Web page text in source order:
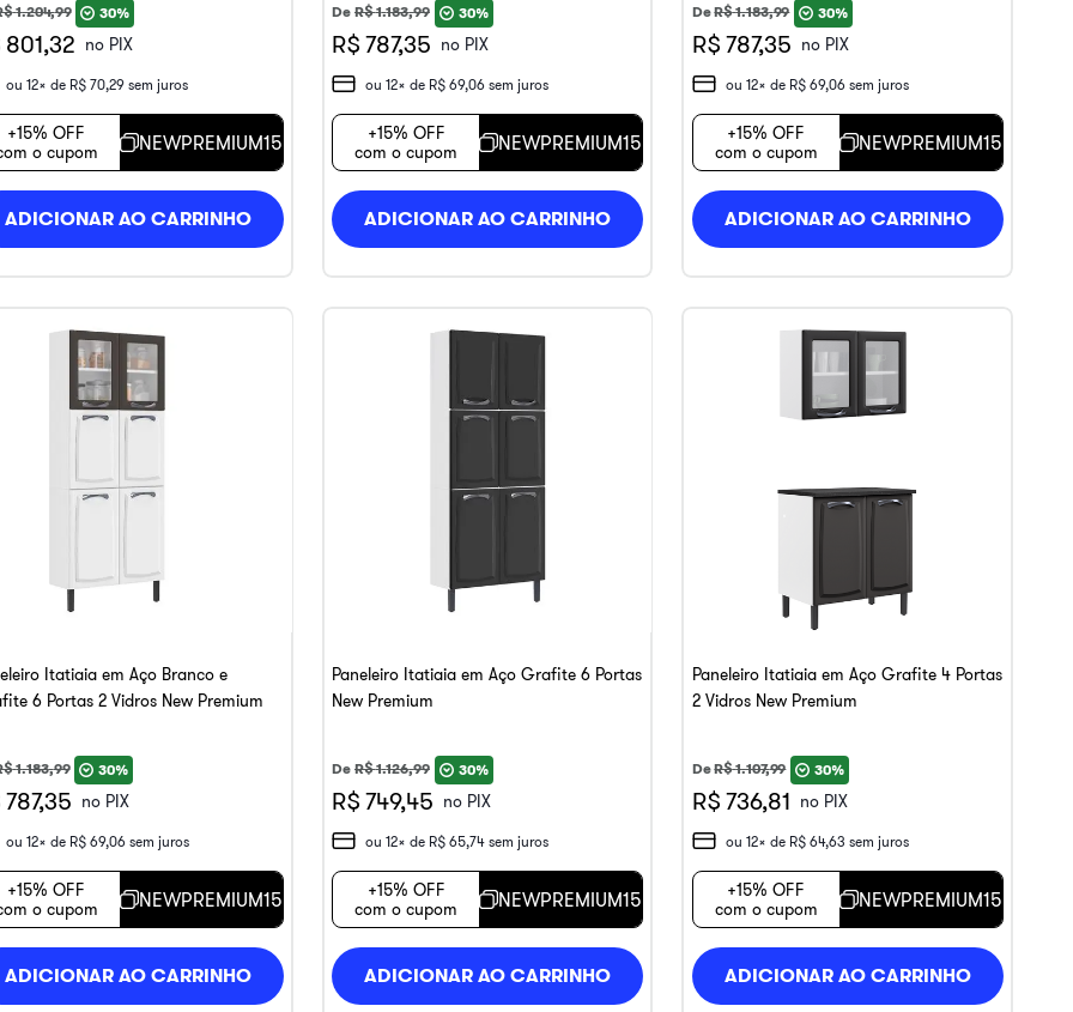
1.204,99 30%
801,32 no PIX
ou 12x de R$ 70,29sem juros
+15% OFF
o cupom
NEWPREMIUM15
ADICIONAR AO CARRINHO
De R$1.183,99 30%
R$ 787,35 no PIX
ou12x de R$ 69,06 sem juros
+15% OFF
com o cupom
NEWPREMIUM15
ADICIONAR AO CARRINHO
DeR$1.183,99 30%
R$ 787,35 no PIX
ou 12x de R$ 69,06 sem juros
+15% OFF
com o cupom
NEWPREMIUM15
ADICIONAR AO CARRINHO
Itatiaia em Aço Branco e
6 Portas 2 Vidros New Premium
1.183,99 30%
787,35 no PIX
ou 12x de R$ 69,06 sem juros
+15% OFF
o cupom
NEWPREMIUM15
ADICIONAR AO CARRINHO
Paneleiro Itatiaia em Aço Grafite 6 Portas
New Premium
De R$1.126,99 30%
R$ 749,45 no PIX
ou12x de R$ 65,74 sem juros
+15% OFF
com o cupom
NEWPREMIUM15
ADICIONAR AO CARRINHO
Paneleiro Itatiaia em Aço Grafite 4 Portas
2 Vidros New Premium
DeR$1.107,99 30%
R$ 736,81 no PIX
ou 12x de R$ 64,63 sem juros
+15% OFF
com o cupom
NEWPREMIUM15
ADICIONAR AO CARRINHO